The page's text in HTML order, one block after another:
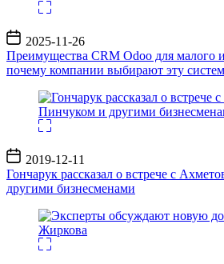
Дата
записи
2025-11-26
Преимущества CRM Odoo для малого и
почему компании выбирают эту
Дата
записи
2019-12-11
Гончарук рассказал о встрече с
другими бизнесменами